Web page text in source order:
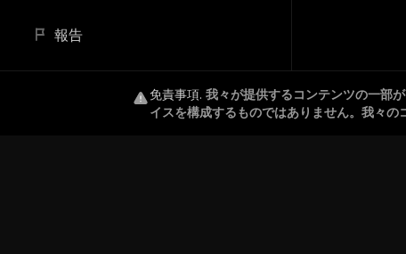
報告
免責事項. 我々が提供するコンテンツの一部
イスを構成するものではありません。我々の